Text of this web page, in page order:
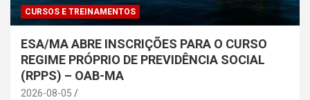
CURSOS E TREINAMENTOS
ESA/MA ABRE INSCRIÇÕES PARA O CURSO
REGIME PRÓPRIO DE PREVIDÊNCIA SOCIAL
(RPPS) – OAB-MA
2026-08-05